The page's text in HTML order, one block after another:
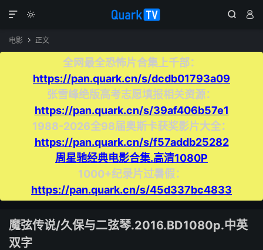
  

电影  正文
全网最全恐怖片合集上千部：
https://pan.quark.cn/s/dcdb01793a09
张雪峰绝版高考志愿填报相关资源：
https://pan.quark.cn/s/39af406b57e1
1988-2026全98届奥斯卡获奖影片大全：
https://pan.quark.cn/s/f57addb25282
周星驰经典电影合集.高清1080P
1000+纪录片过暑假：
https://pan.quark.cn/s/45d337bc4833
魔弦传说/久保与二弦琴.2016.BD1080p.中英
双字